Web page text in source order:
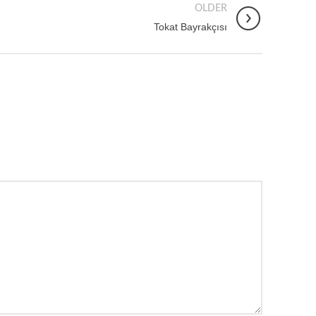
OLDER
Tokat Bayrakçısı